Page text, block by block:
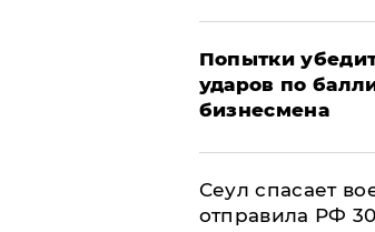
Попытки
ударов по
бизнесмена
​Сеул спасает
отправила РФ